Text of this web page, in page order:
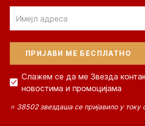
Слажем се да ме Звезда
новостима и промоцијама
⭐ 38502 звездаша се пријавило у току